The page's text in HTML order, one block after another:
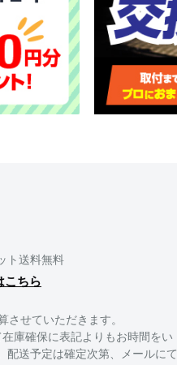
ト送料無料
こちら
させていただきます。
庫確保に表記よりもお時間をい
配送予定は確定次第、メールにて